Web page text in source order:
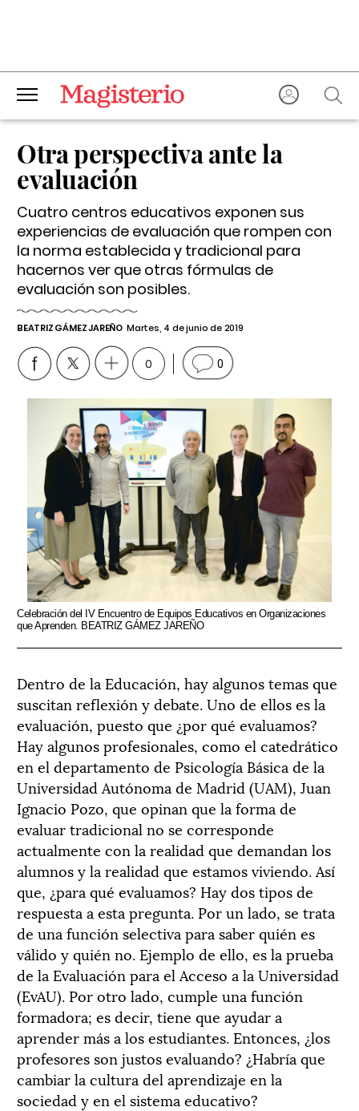
Otra perspectiva ante la
evaluación
Cuatro centros educativos exponen sus
experiencias de evaluación que rompen con
la norma establecida y tradicional para
hacernos ver que otras fórmulas de
evaluación son posibles.
BEATRIZ GÁMEZ JAREÑO Martes, 4 de junio de 2019
0 0
Celebración del IV Encuentro de Equipos Educativos en Organizaciones
que Aprenden. BEATRIZ GÁMEZ JAREÑO
Dentro de la Educación, hay algunos temas que
suscitan reflexión y debate. Uno de ellos es la
evaluación, puesto que ¿por qué evaluamos?
Hay algunos profesionales, como el catedrático
en el departamento de Psicología Básica de la
Universidad Autónoma de Madrid (UAM), Juan
Ignacio Pozo, que opinan que la forma de
evaluar tradicional no se corresponde
actualmente con la realidad que demandan los
alumnos y la realidad que estamos viviendo. Así
que, ¿para qué evaluamos? Hay dos tipos de
respuesta a esta pregunta. Por un lado, se trata
de una función selectiva para saber quién es
válido y quién no. Ejemplo de ello, es la prueba
de la Evaluación para el Acceso a la Universidad
(EvAU). Por otro lado, cumple una función
formadora; es decir, tiene que ayudar a
aprender más a los estudiantes. Entonces, ¿los
profesores son justos evaluando? ¿Habría que
cambiar la cultura del aprendizaje en la
sociedad y en el sistema educativo?